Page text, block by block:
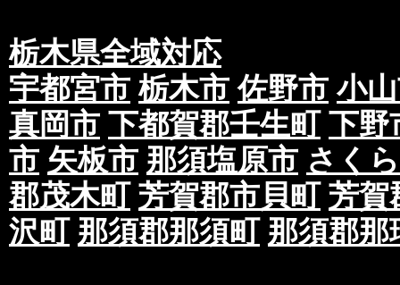
栃木県全域対応
宇都宮市 栃木市 佐野市 小
真岡市 下都賀郡壬生町 下野
市 矢板市 那須塩原市 さく
郡茂木町 芳賀郡市貝町 芳賀
沢町 那須郡那須町 那須郡那